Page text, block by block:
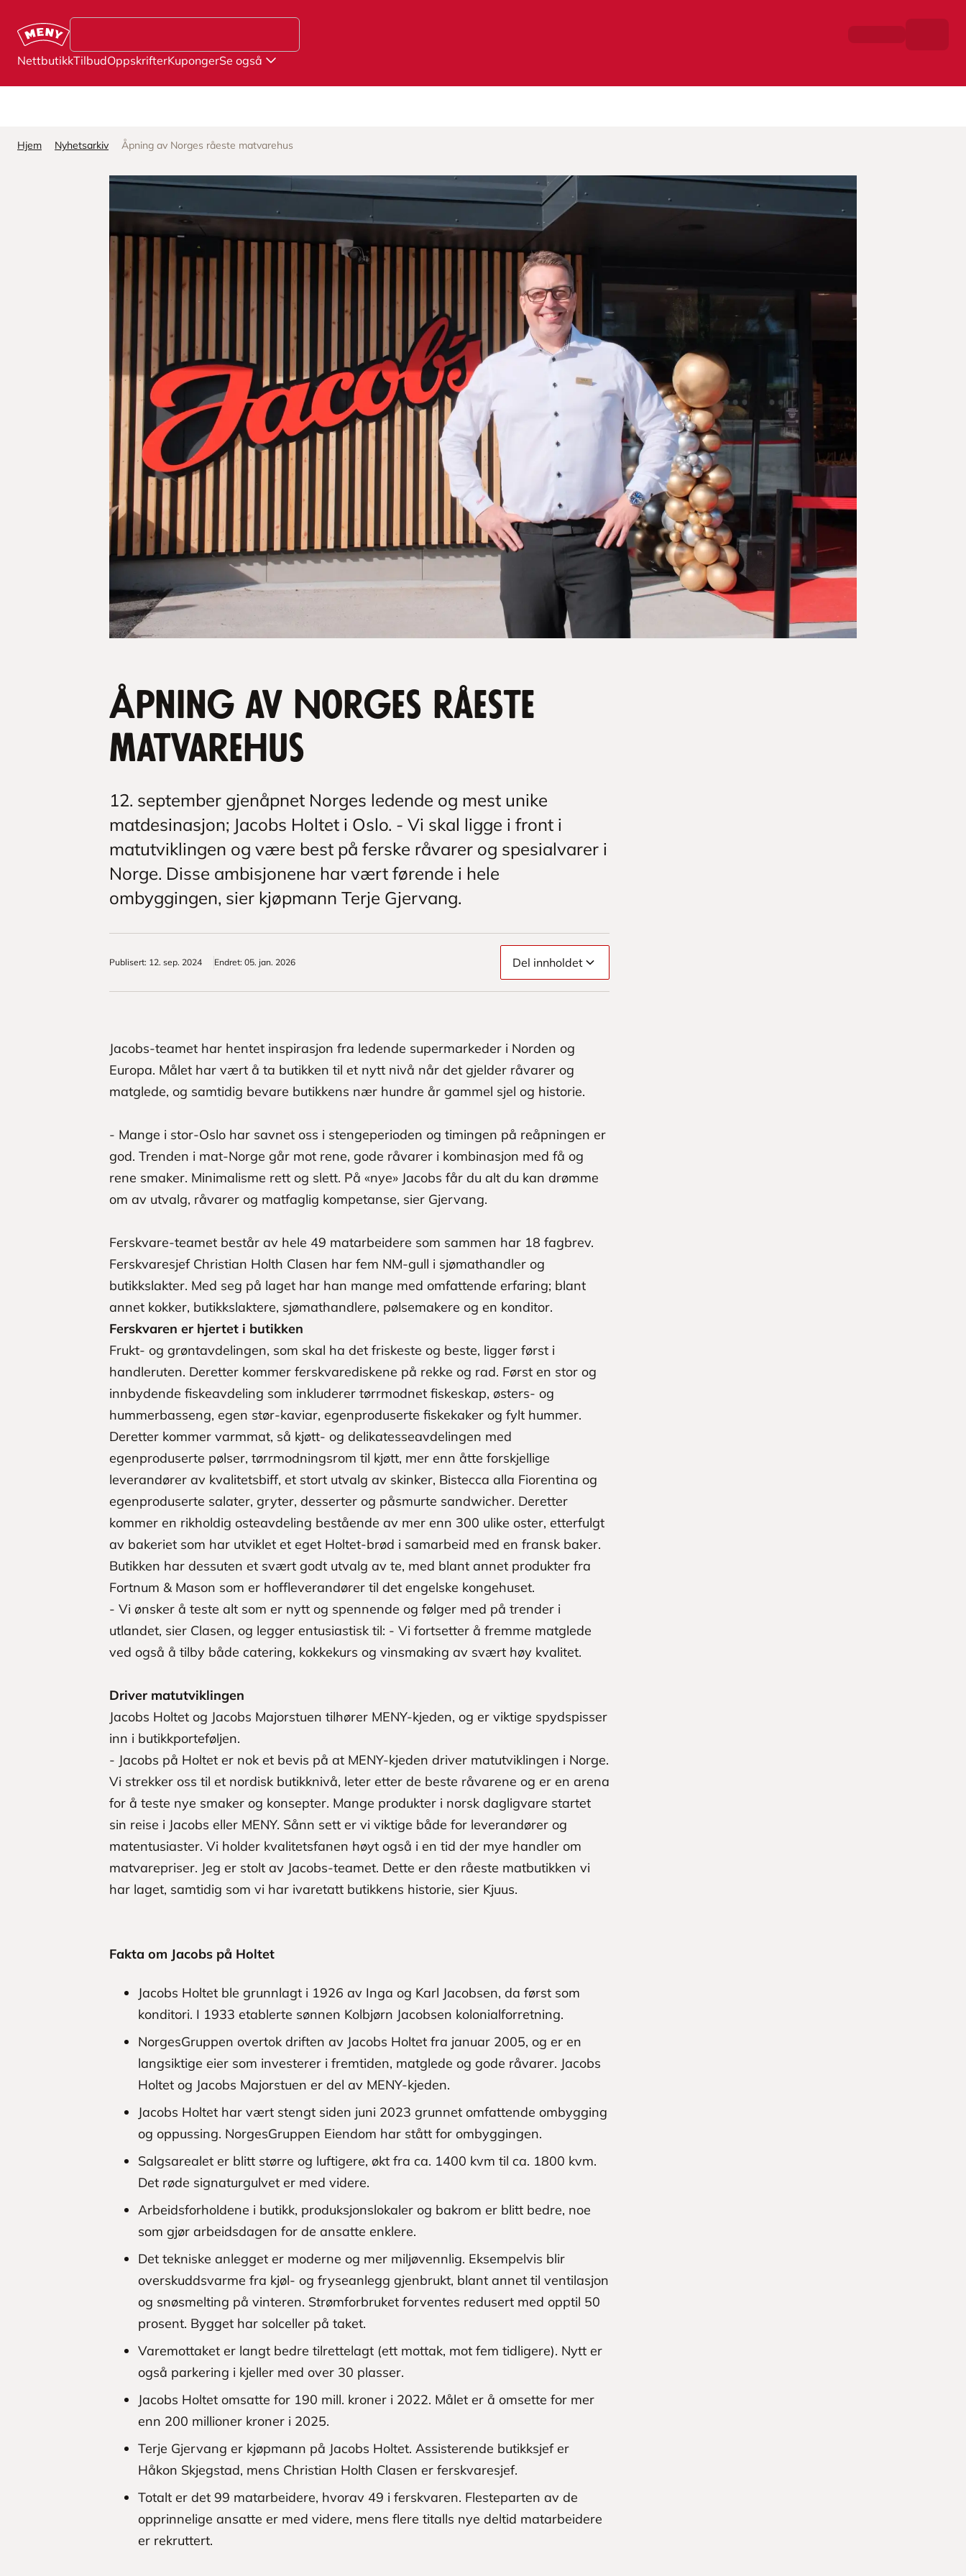
NettbutikkTilbudOppskrifterKupongerSe også
Hjem Nyhetsarkiv Åpning av Norges råeste matvarehus
Åpning av Norges råeste
matvarehus
12. september gjenåpnet Norges ledende og mest unike
matdesinasjon; Jacobs Holtet i Oslo. - Vi skal ligge i front i
matutviklingen og være best på ferske råvarer og spesialvarer i
Norge. Disse ambisjonene har vært førende i hele
ombyggingen, sier kjøpmann Terje Gjervang.
Publisert: 12. sep. 2024 Endret: 05. jan. 2026 Del innholdet
Jacobs-teamet har hentet inspirasjon fra ledende supermarkeder i Norden og
Europa. Målet har vært å ta butikken til et nytt nivå når det gjelder råvarer og
matglede, og samtidig bevare butikkens nær hundre år gammel sjel og historie.
- Mange i stor-Oslo har savnet oss i stengeperioden og timingen på reåpningen er
god. Trenden i mat-Norge går mot rene, gode råvarer i kombinasjon med få og
rene smaker. Minimalisme rett og slett. På «nye» Jacobs får du alt du kan drømme
om av utvalg, råvarer og matfaglig kompetanse, sier Gjervang.
Ferskvare-teamet består av hele 49 matarbeidere som sammen har 18 fagbrev.
Ferskvaresjef Christian Holth Clasen har fem NM-gull i sjømathandler og
butikkslakter. Med seg på laget har han mange med omfattende erfaring; blant
annet kokker, butikkslaktere, sjømathandlere, pølsemakere og en konditor.
Ferskvaren er hjertet i butikken
Frukt- og grøntavdelingen, som skal ha det friskeste og beste, ligger først i
handleruten. Deretter kommer ferskvarediskene på rekke og rad. Først en stor og
innbydende fiskeavdeling som inkluderer tørrmodnet fiskeskap, østers- og
hummerbasseng, egen stør-kaviar, egenproduserte fiskekaker og fylt hummer.
Deretter kommer varmmat, så kjøtt- og delikatesseavdelingen med
egenproduserte pølser, tørrmodningsrom til kjøtt, mer enn åtte forskjellige
leverandører av kvalitetsbiff, et stort utvalg av skinker, Bistecca alla Fiorentina og
egenproduserte salater, gryter, desserter og påsmurte sandwicher. Deretter
kommer en rikholdig osteavdeling bestående av mer enn 300 ulike oster, etterfulgt
av bakeriet som har utviklet et eget Holtet-brød i samarbeid med en fransk baker.
Butikken har dessuten et svært godt utvalg av te, med blant annet produkter fra
Fortnum & Mason som er hoffleverandører til det engelske kongehuset.
- Vi ønsker å teste alt som er nytt og spennende og følger med på trender i
utlandet, sier Clasen, og legger entusiastisk til: - Vi fortsetter å fremme matglede
ved også å tilby både catering, kokkekurs og vinsmaking av svært høy kvalitet.
Driver matutviklingen
Jacobs Holtet og Jacobs Majorstuen tilhører MENY-kjeden, og er viktige spydspisser
inn i butikkporteføljen.
- Jacobs på Holtet er nok et bevis på at MENY-kjeden driver matutviklingen i Norge.
Vi strekker oss til et nordisk butikknivå, leter etter de beste råvarene og er en arena
for å teste nye smaker og konsepter. Mange produkter i norsk dagligvare startet
sin reise i Jacobs eller MENY. Sånn sett er vi viktige både for leverandører og
matentusiaster. Vi holder kvalitetsfanen høyt også i en tid der mye handler om
matvarepriser. Jeg er stolt av Jacobs-teamet. Dette er den råeste matbutikken vi
har laget, samtidig som vi har ivaretatt butikkens historie, sier Kjuus.
Fakta om Jacobs på Holtet
Jacobs Holtet ble grunnlagt i 1926 av Inga og Karl Jacobsen, da først som
konditori. I 1933 etablerte sønnen Kolbjørn Jacobsen kolonialforretning.
NorgesGruppen overtok driften av Jacobs Holtet fra januar 2005, og er en
langsiktige eier som investerer i fremtiden, matglede og gode råvarer. Jacobs
Holtet og Jacobs Majorstuen er del av MENY-kjeden.
Jacobs Holtet har vært stengt siden juni 2023 grunnet omfattende ombygging
og oppussing. NorgesGruppen Eiendom har stått for ombyggingen.
Salgsarealet er blitt større og luftigere, økt fra ca. 1400 kvm til ca. 1800 kvm.
Det røde signaturgulvet er med videre.
Arbeidsforholdene i butikk, produksjonslokaler og bakrom er blitt bedre, noe
som gjør arbeidsdagen for de ansatte enklere.
Det tekniske anlegget er moderne og mer miljøvennlig. Eksempelvis blir
overskuddsvarme fra kjøl- og fryseanlegg gjenbrukt, blant annet til ventilasjon
og snøsmelting på vinteren. Strømforbruket forventes redusert med opptil 50
prosent. Bygget har solceller på taket.
Varemottaket er langt bedre tilrettelagt (ett mottak, mot fem tidligere). Nytt er
også parkering i kjeller med over 30 plasser.
Jacobs Holtet omsatte for 190 mill. kroner i 2022. Målet er å omsette for mer
enn 200 millioner kroner i 2025.
Terje Gjervang er kjøpmann på Jacobs Holtet. Assisterende butikksjef er
Håkon Skjegstad, mens Christian Holth Clasen er ferskvaresjef.
Totalt er det 99 matarbeidere, hvorav 49 i ferskvaren. Flesteparten av de
opprinnelige ansatte er med videre, mens flere titalls nye deltid matarbeidere
er rekruttert.